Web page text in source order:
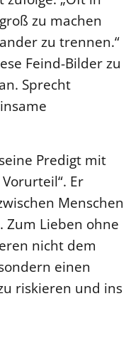
zu machen
zu trennen.“
Feind-Bilder zu
Sprecht
Predigt mit
Er
Menschen
Zum Lieben ohne
nicht dem
einen
riskieren und ins